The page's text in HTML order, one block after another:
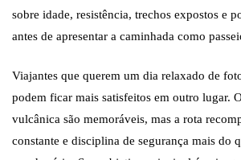
sobre idade, resistência, trechos expostos e
antes de apresentar a caminhada como
Viajantes que querem um dia relaxado de
podem ficar mais satisfeitos em outro lugar.
vulcânica são memoráveis, mas a rota
constante e disciplina de segurança mais do